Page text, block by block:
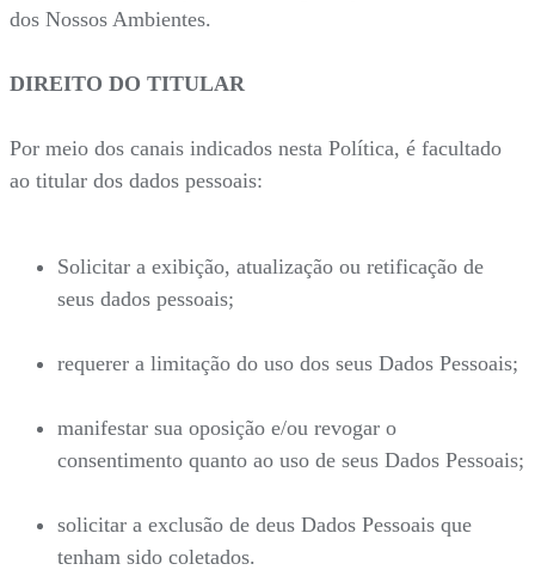
dos Nossos Ambientes.
DIREITO DO TITULAR
Por meio dos canais indicados nesta Política, é facultado
ao titular dos dados pessoais:
Solicitar a exibição, atualização ou retificação de
seus dados pessoais;
requerer a limitação do uso dos seus Dados Pessoais;
manifestar sua oposição e/ou revogar o
consentimento quanto ao uso de seus Dados Pessoais;
solicitar a exclusão de deus Dados Pessoais que
tenham sido coletados.